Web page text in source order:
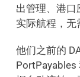
出管理、港口
实际航程，无
他们之前的
PortPayables